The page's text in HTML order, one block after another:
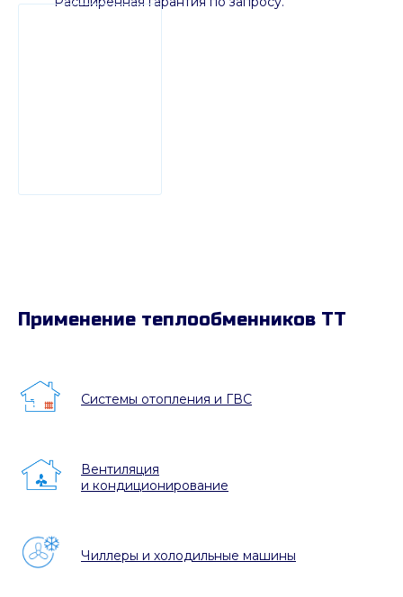
Применение теплообменников ТТ
Системы отопления и ГВС
Вентиляция
и кондиционирование
Чиллеры и холодильные машины